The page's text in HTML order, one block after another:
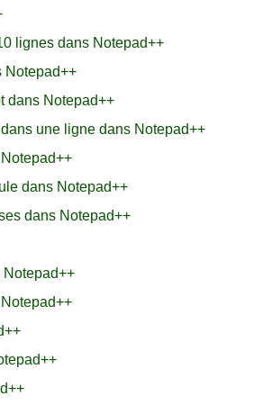
lignes dans Notepad++
Notepad++
dans Notepad++
une ligne dans Notepad++
dans Notepad++
dans Notepad++